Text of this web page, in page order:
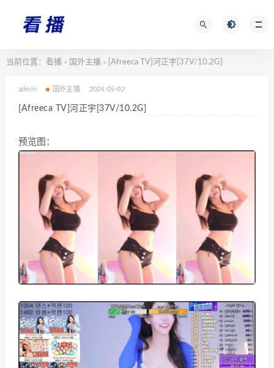
当前位置： 看播 > 国外主播 > [Afreeca TV]河正宇[37V/10.2G]
admin 国外主播 2024-05-02
[Afreeca TV]河正宇[37V/10.2G]
预览图：